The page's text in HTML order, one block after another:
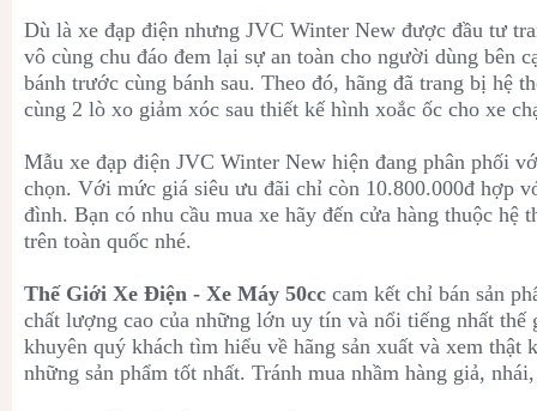
Dù là xe đạp điện nhưng JVC Winter New được đầu tư
vô cùng chu đáo đem lại sự an toàn cho người dùng bên
bánh trước cùng bánh sau. Theo đó, hãng đã trang bị hệ
cùng 2 lò xo giảm xóc sau thiết kế hình xoắc ốc cho xe
Mẫu xe đạp điện JVC Winter New hiện đang phân phối
chọn. Với mức giá siêu ưu đãi chỉ còn 10.800.000đ hợp
đình. Bạn có nhu cầu mua xe hãy đến cửa hàng thuộc hệ
trên toàn quốc nhé.
Thế Giới Xe Điện - Xe Máy 50cc cam kết chỉ bán sản
chất lượng cao của những lớn uy tín và nổi tiếng nhất
khuyên quý khách tìm hiểu về hãng sản xuất và xem thật
những sản phẩm tốt nhất. Tránh mua nhầm hàng giả,